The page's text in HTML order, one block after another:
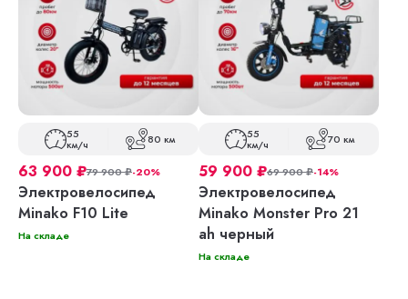
55
км/ч 80 км
63 900 ₽79 900₽-20%
Электровелосипед
Minako F10 Lite
На складе
55
км/ч 70 км
59 900 ₽69 900₽-14%
Электровелосипед
Minako Monster Pro 21
ah черный
На складе